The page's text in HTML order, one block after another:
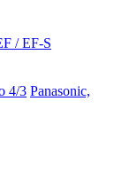
/ EF-S
Panasonic,